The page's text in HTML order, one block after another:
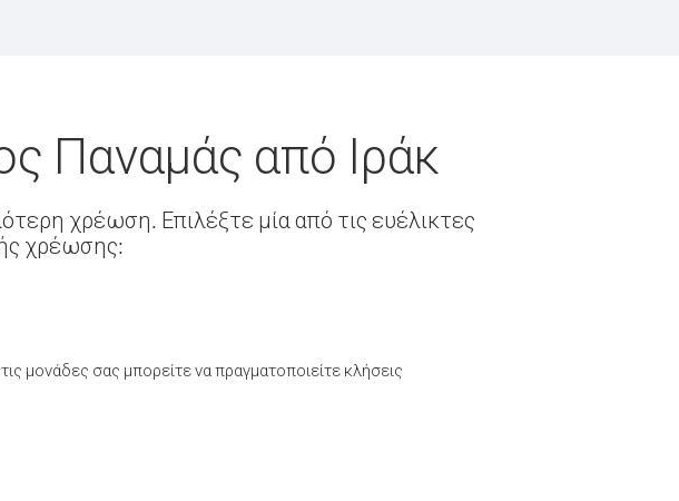
Παναμάς από Ιράκ
χρέωση. Επιλέξτε μία από τις ευέλικτες
χρέωσης:
μονάδες σας μπορείτε να πραγματοποιείτε κλήσεις